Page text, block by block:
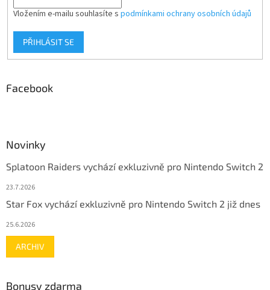
Vložením e-mailu souhlasíte s podmínkami ochrany osobních údajů
PŘIHLÁSIT SE
Facebook
Novinky
Splatoon Raiders vychází exkluzivně pro Nintendo Switch 2
23.7.2026
Star Fox vychází exkluzivně pro Nintendo Switch 2 již dnes
25.6.2026
ARCHIV
Bonusy zdarma